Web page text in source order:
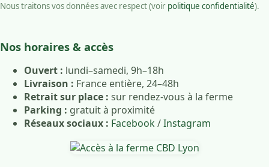
Nous traitons vos données avec respect (voir politique confidentialité).
Nos horaires & accès
Ouvert : lundi–samedi, 9h–18h
Livraison : France entière, 24–48h
Retrait sur place : sur rendez-vous à la ferme
Parking : gratuit à proximité
Réseaux sociaux : Facebook/Instagram